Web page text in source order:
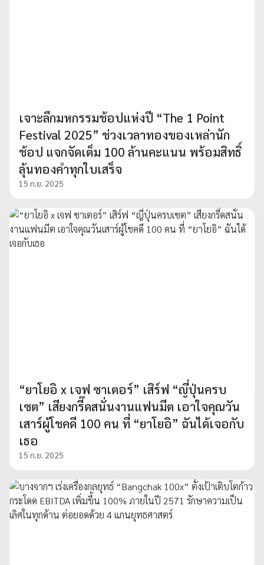
เจาะลึกมหกรรมช้อปแห่งปี “The 1 Point
Festival 2025” ช่วงเวลาทองของเหล่านัก
ช้อป แจกจัดเต็ม 100 ล้านคะแนน พร้อมสิทธิ์
ลุ้นทองคำทุกใบเสร็จ
15 ก.ย. 2025
“ยาโยอิ x เจฟ ซาเตอร์” เสิร์ฟ “ญี่ปุ่นครบ
เซต” เสียงกรี๊ดสนั่นงานแฟนมีต เอาใจคุณวัน
เสาร์ผู้โชคดี 100 คน ที่ “ยาโยอิ” ฉันได้เจอกับ
เธอ
15 ก.ย. 2025